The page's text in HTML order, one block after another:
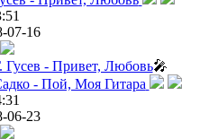
07-16
- Привет, Любовь🎤
06-23